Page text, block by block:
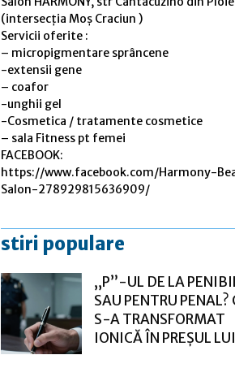
(intersecția Moș Craciun )
Servicii oferite :
– micropigmentare sprâncene
-extensii gene
– coafor
-unghii gel
-Cosmetica / tratamente cosmetice
– sala Fitness pt femei
FACEBOOK:
https://www.facebook.com/Harmony-
Salon-278929815636909/
stiri populare
„P”-UL DE LA
SAU PENTRU PENAL?
S-A TRANSFORMAT
IONICĂ ÎN PREȘUL